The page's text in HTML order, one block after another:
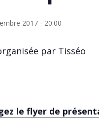
2017 - 20:00
par Tisséo
le flyer de